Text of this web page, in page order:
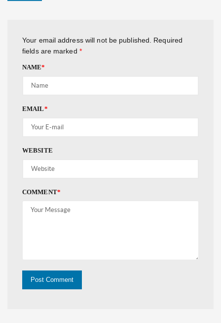
Your email address will not be published.
Required
fields are marked *
NAME*
EMAIL*
WEBSITE
COMMENT*